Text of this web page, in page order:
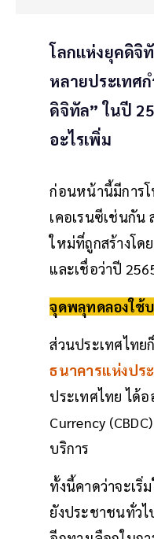
โลกแห่งยุคดิจิ
หลายประเทศ
ดิจิทัล” ในปี
อะไรเพิ่ม
ก่อนหน้านี้มีการโ
เคอเรนซีเช่นกั
ใหม่ที่ถูกสร้างโด
และเชื่อว่าปี
จุดพลุทดลองใช้
ส่วนประเทศไทย
ธนาคารแห่งปร
ประเทศไทย ได้
Currency
บริการ
ทั้งนี้คาดว่าจะเริ่
ยังประชาชนทั่วไ